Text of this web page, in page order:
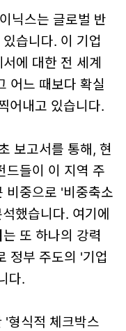
닉스는 글로벌 반
습니다. 이 기업
에 대한 전 세계
어느 때보다 확실
어내고 있습니다.
보고서를 통해, 현
드들이 이 지역 주
비중으로 '비중축소
했습니다. 여기에
는 또 하나의 강력
정부 주도의 '기업
다.
'형식적 체크박스